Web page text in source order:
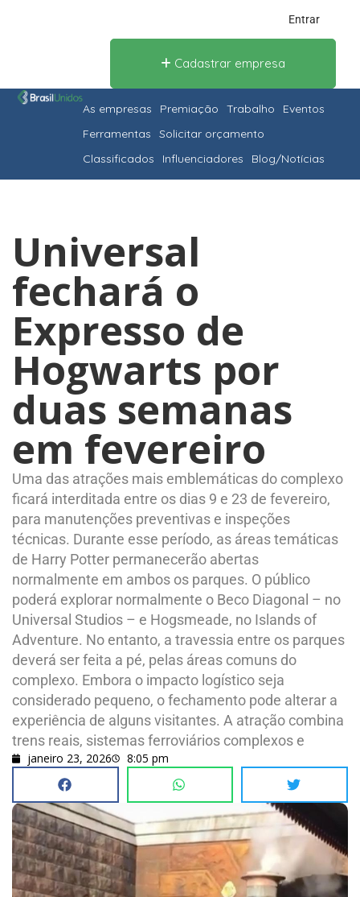
Entrar
Cadastrar empresa
As empresas Premiação Trabalho
Eventos
Ferramentas
Solicitar orçamento
Classificados
Influenciadores Blog/Notícias
Universal
fechará o
Expresso de
Hogwarts por
duas semanas
em fevereiro
Uma das atrações mais emblemáticas do complexo
ficará interditada entre os dias 9 e 23 de fevereiro,
para manutenções preventivas e inspeções
técnicas. Durante esse período, as áreas temáticas
de Harry Potter permanecerão abertas
normalmente em ambos os parques. O público
poderá explorar normalmente o Beco Diagonal – no
Universal Studios – e Hogsmeade, no Islands of
Adventure. No entanto, a travessia entre os parques
deverá ser feita a pé, pelas áreas comuns do
complexo. Embora o impacto logístico seja
considerado pequeno, o fechamento pode alterar a
experiência de alguns visitantes. A atração combina
trens reais, sistemas ferroviários complexos e
janeiro 23, 2026 8:05 pm